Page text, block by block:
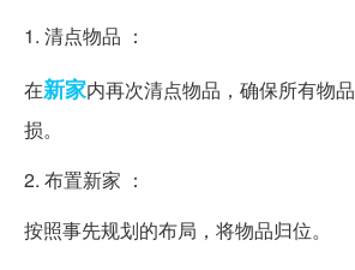
1. 清点物品 ：
在新家内再次清点物品，确保所有物
损。
2. 布置新家 ：
按照事先规划的布局，将物品归位。